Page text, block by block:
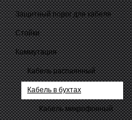
Защитный порог для кабеля
Стойки
Коммутация
Кабель распаянный
Кабель в бухтах
Кабель микрофонный